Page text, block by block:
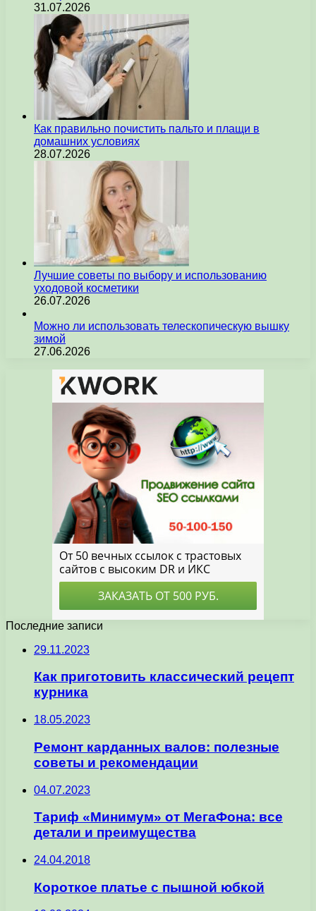
31.07.2026
Как правильно почистить пальто и плащи в
домашних условиях
28.07.2026
Лучшие советы по выбору и использованию
уходовой косметики
26.07.2026
Можно ли использовать телескопическую вышку
зимой
27.06.2026
Последние записи
29.11.2023
Как приготовить классический рецепт
курника
18.05.2023
Ремонт карданных валов: полезные
советы и рекомендации
04.07.2023
Тариф «Минимум» от МегаФона: все
детали и преимущества
24.04.2018
Короткое платье с пышной юбкой